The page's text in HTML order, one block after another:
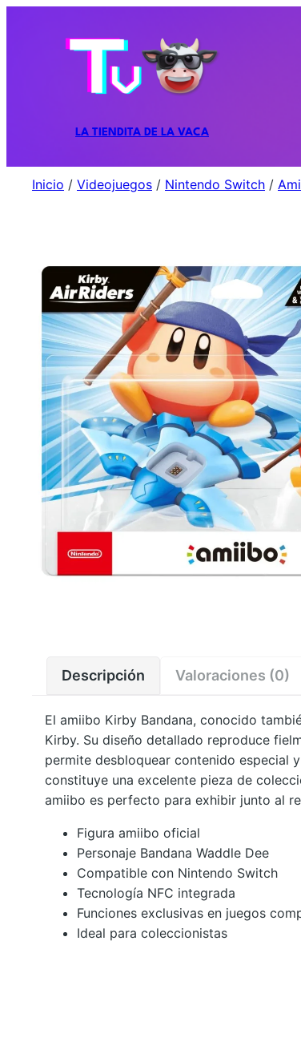
LA TIENDITA DE LA VACA
Inicio / Videojuegos / Nintendo Switch /
Descripción Valoraciones (0)
El amiibo Kirby Bandana, conocido
Kirby. Su diseño detallado reproduce
permite desbloquear contenido especial
constituye una excelente pieza de
amiibo es perfecto para exhibir junto al
Figura amiibo oficial
Personaje Bandana Waddle Dee
Compatible con Nintendo Switch
Tecnología NFC integrada
Funciones exclusivas en juegos
Ideal para coleccionistas